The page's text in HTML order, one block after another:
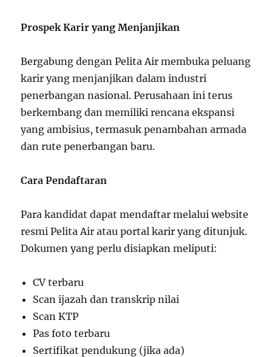
Prospek Karir yang Menjanjikan
Bergabung dengan Pelita Air membuka peluang
karir yang menjanjikan dalam industri
penerbangan nasional. Perusahaan ini terus
berkembang dan memiliki rencana ekspansi
yang ambisius, termasuk penambahan armada
dan rute penerbangan baru.
Cara Pendaftaran
Para kandidat dapat mendaftar melalui website
resmi Pelita Air atau portal karir yang ditunjuk.
Dokumen yang perlu disiapkan meliputi:
CV terbaru
Scan ijazah dan transkrip nilai
Scan KTP
Pas foto terbaru
Sertifikat pendukung (jika ada)